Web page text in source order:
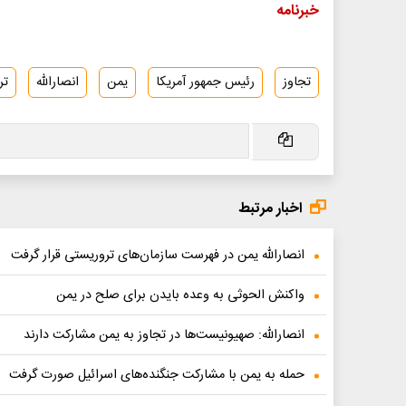
خبرنامه
تجاوز رئیس جمهور آمریکا یمن انصارالله
اخبار مرتبط
انصارالله یمن در فهرست سازمان‌های تروریستی قرار گرفت
واکنش الحوثی به وعده بایدن برای صلح در یمن
انصارالله: صهیونیست‌ها در تجاوز به یمن مشارکت دارند
حمله به یمن با مشارکت جنگنده‌های اسرائیل صورت گرفت